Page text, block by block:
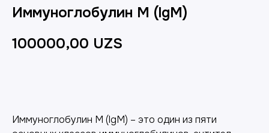
Иммуноглобулин M (lgM)
100000,00 UZS
Иммуноглобулин M (IgM) – это один из пяти